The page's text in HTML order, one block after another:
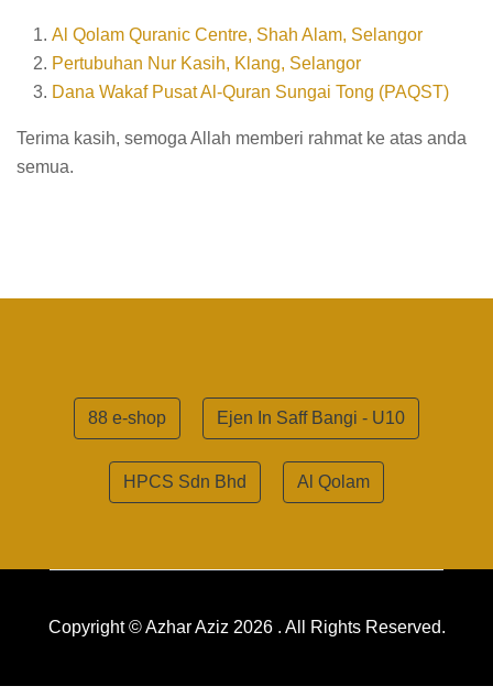
Al Qolam Quranic Centre, Shah Alam, Selangor
Pertubuhan Nur Kasih, Klang, Selangor
Dana Wakaf Pusat Al-Quran Sungai Tong (PAQST)
Terima kasih, semoga Allah memberi rahmat ke atas anda
semua.
88 e-shop Ejen In Saff Bangi - U10
HPCS Sdn Bhd Al Qolam
Copyright © Azhar Aziz 2026 . All Rights Reserved.